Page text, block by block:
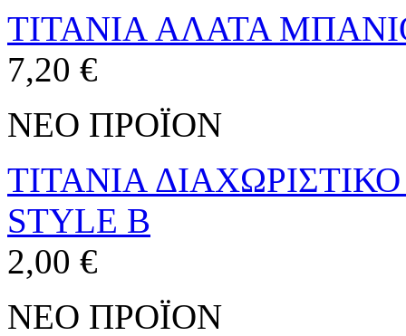
TITANIA ΑΛΑΤΑ
7,20 €
ΝΕΟ ΠΡΟΪΟΝ
TITANIA
STYLE B
2,00 €
ΝΕΟ ΠΡΟΪΟΝ